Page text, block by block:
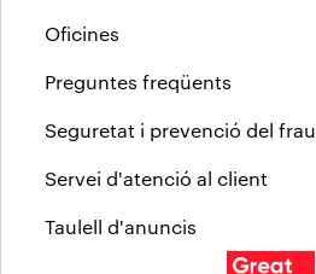
Oficines
Preguntes freqüents
Seguretat i prevenció del frau
Servei d'atenció al client
Taulell d'anuncis